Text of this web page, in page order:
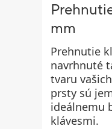
mm
Prehnutie
navrhnuté
tvaru
prsty sú
ideálnemu
klávesmi.